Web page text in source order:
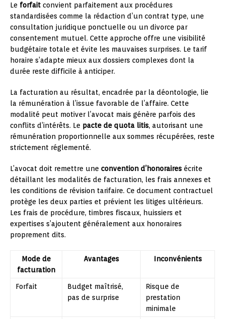
Le forfait convient parfaitement aux procédures
standardisées comme la rédaction d’un contrat type, une
consultation juridique ponctuelle ou un divorce par
consentement mutuel. Cette approche offre une visibilité
budgétaire totale et évite les mauvaises surprises. Le tarif
horaire s’adapte mieux aux dossiers complexes dont la
durée reste difficile à anticiper.
La facturation au résultat, encadrée par la déontologie, lie
la rémunération à l’issue favorable de l’affaire. Cette
modalité peut motiver l’avocat mais génère parfois des
conflits d’intérêts. Le pacte de quota litis, autorisant une
rémunération proportionnelle aux sommes récupérées, reste
strictement réglementé.
L’avocat doit remettre une convention d’honoraires écrite
détaillant les modalités de facturation, les frais annexes et
les conditions de révision tarifaire. Ce document contractuel
protège les deux parties et prévient les litiges ultérieurs.
Les frais de procédure, timbres fiscaux, huissiers et
expertises s’ajoutent généralement aux honoraires
proprement dits.
Mode de
facturation
Avantages Inconvénients
Forfait
Budget maîtrisé,
pas de surprise
Risque de
prestation
minimale